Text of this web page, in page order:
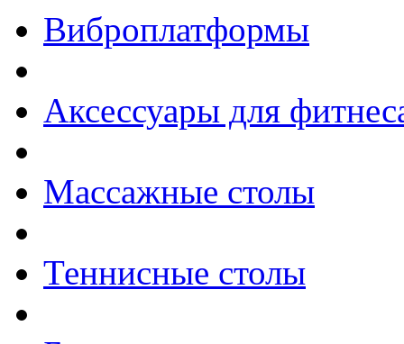
Виброплатформы
Аксессуары для
Массажные столы
Теннисные столы